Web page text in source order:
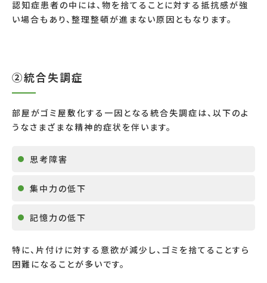
認知症患者の中には、物を捨てることに対する抵抗感が強
い場合もあり、整理整頓が進まない原因ともなります。
②統合失調症
部屋がゴミ屋敷化する一因となる統合失調症は、以下のよ
うなさまざまな精神的症状を伴います。
思考障害
集中力の低下
記憶力の低下
特に、片付けに対する意欲が減少し、ゴミを捨てることすら
困難になることが多いです。